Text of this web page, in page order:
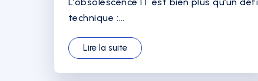
technique :...
Lire la suite